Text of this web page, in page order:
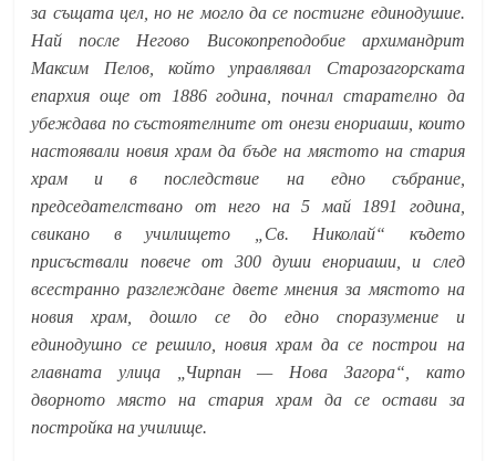
за същата цел, но не могло да се постигне единодушие.
Най после Негово Високопреподобие архимандрит
Максим Пелов, който управлявал Старозагорската
епархия още от 1886 година, почнал старателно да
убеждава по състоятелните от онези енориаши, които
настоявали новия храм да бъде на мястото на стария
храм и в последствие на едно събрание,
председателствано от него на 5 май 1891 година,
свикано в училището „Св. Николай“ където
присъствали повече от 300 души енориаши, и след
всестранно разглеждане двете мнения за мястото на
новия храм, дошло се до едно споразумение и
единодушно се решило, новия храм да се построи на
главната улица „Чирпан — Нова Загора“, като
дворното място на стария храм да се остави за
постройка на училище.